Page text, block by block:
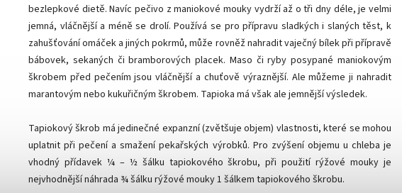
bezlepkové dietě. Navíc pečivo z maniokové mouky vydrží až o tři dny déle, je velmi
jemná, vláčnější a méně se drolí. Používá se pro přípravu sladkých i slaných těst, k
zahušťování omáček a jiných pokrmů, může rovněž nahradit vaječný bílek při přípravě
bábovek, sekaných či bramborových placek. Maso či ryby posypané maniokovým
škrobem před pečením jsou vláčnější a chuťově výraznější. Ale můžeme ji nahradit
marantovým nebo kukuřičným škrobem. Tapioka má však ale jemnější výsledek.
Tapiokový škrob má jedinečné expanzní (zvětšuje objem) vlastnosti, které se mohou
uplatnit při pečení a smažení pekařských výrobků. Pro zvýšení objemu u chleba je
vhodný přídavek ¼ – ½ šálku tapiokového škrobu, při použití rýžové mouky je
nejvhodnější náhrada ¾ šálku rýžové mouky 1 šálkem tapiokového škrobu.